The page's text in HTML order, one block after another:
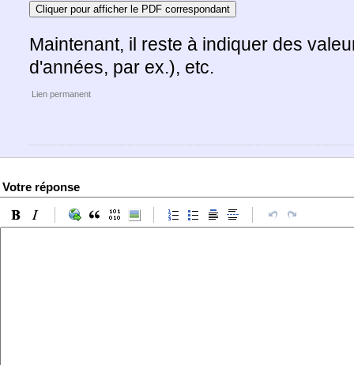
Cliquer pour afficher le PDF correspondant
Maintenant, il reste à indiquer des
d'années, par ex.), etc.
Lien permanent
Votre réponse